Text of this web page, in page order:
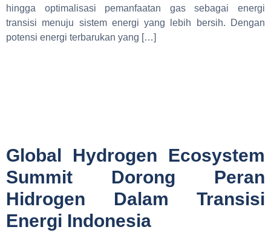
hingga optimalisasi pemanfaatan gas sebagai energi
transisi menuju sistem energi yang lebih bersih. Dengan
potensi energi terbarukan yang […]
Global Hydrogen Ecosystem
Summit Dorong Peran
Hidrogen Dalam Transisi
Energi Indonesia